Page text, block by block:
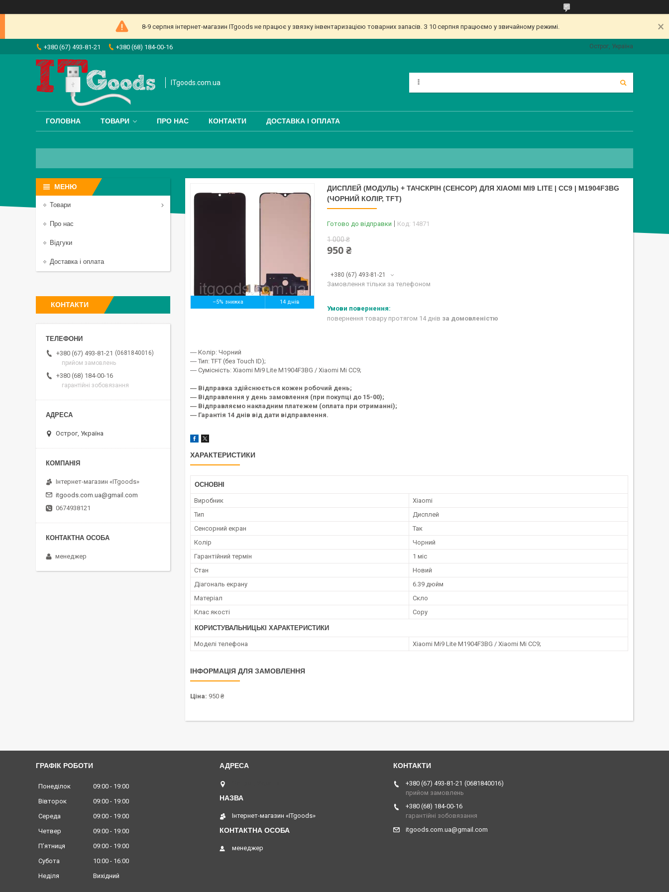
8-9 серпня інтернет-магазин ITgoods не працює у звязку інвентаризацією товарних запасів. З 10 серпня працюємо у звичайному режимі.
+380 (67) 493-81-21 +380 (68) 184-00-16 Острог, Україна
ITgoods.com.ua
ГОЛОВНА ТОВАРИ ПРО НАС КОНТАКТИ ДОСТАВКА І ОПЛАТА
–5% 14 днів
ДИСПЛЕЙ (МОДУЛЬ) + ТАЧСКРІН (СЕНСОР) ДЛЯ XIAOMI MI9 LITE | CC9 | M1904F3BG
(ЧОРНИЙ КОЛІР, TFT)
Готово до відправки Код: 14871
1 000 ₴
950 ₴
+380 (67) 493-81-21
Замовлення тільки за телефоном
повернення товару протягом 14 днів за домовленістю
― Колір: Чорний
― Тип: TFT (без Touch ID);
― Сумісність: Xiaomi Mi9 Lite M1904F3BG / Xiaomi Mi CC9;
― Відправка здійснюється кожен робочий день;
― Відправлення у день замовлення (при покупці до 15-00);
― Відправляємо накладним платежем (оплата при отриманні);
― Гарантія 14 днів від дати відправлення.
ХАРАКТЕРИСТИКИ
ОСНОВНІ
Виробник
Xiaomi
Тип
Дисплей
Сенсорний екран
Так
Колір
Чорний
Гарантійний термін
1 міс
Стан
Новий
Діагональ екрану
6.39 дюйм
Матеріал
Скло
Клас якості
Copy
КОРИСТУВАЛЬНИЦЬКІ ХАРАКТЕРИСТИКИ
Моделі телефона Xiaomi Mi9 Lite M1904F3BG / Xiaomi Mi CC9;
ІНФОРМАЦІЯ ДЛЯ ЗАМОВЛЕННЯ
Ціна: 950 ₴
Товари
Про нас
Відгуки
Доставка і оплата
КОНТАКТИ
+380 (67) 493-81-21
0681840016
прийом замовлень
+380 (68) 184-00-16
гарантійні зобовязання
Острог, Україна
Інтернет-магазин «ITgoods»
itgoods.com.ua@gmail.com
0674938121
менеджер
ГРАФІК РОБОТИ
Понеділок 09:00
19:00
Вівторок
09:00
19:00
Середа
09:00
19:00
Четвер
09:00
19:00
Пʼятниця
09:00
19:00
Субота
10:00
16:00
Неділя
Вихідний
Інтернет-магазин «ITgoods»
менеджер
+380 (67) 493-81-21
0681840016
прийом замовлень
+380 (68) 184-00-16
гарантійні зобовязання
itgoods.com.ua@gmail.com